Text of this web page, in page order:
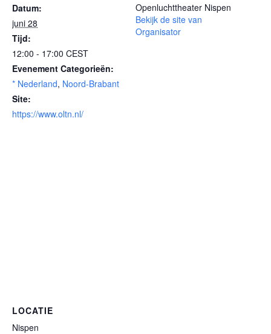
Datum:
juni 28
Tijd:
12:00 - 17:00 CEST
Evenement Categorieën:
* Nederland, Noord-Brabant
Site:
https://www.oltn.nl/
Openluchttheater Nispen
Bekijk de site van
Organisator
LOCATIE
Nispen